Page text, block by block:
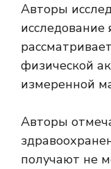
Авторы
физической
измеренной
Авторы
получают не